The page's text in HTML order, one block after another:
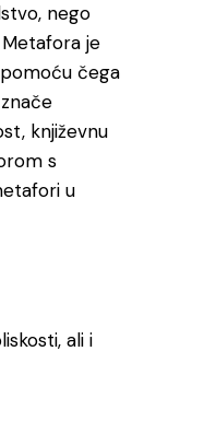
nego
je
čega
književnu
s
u
ali i